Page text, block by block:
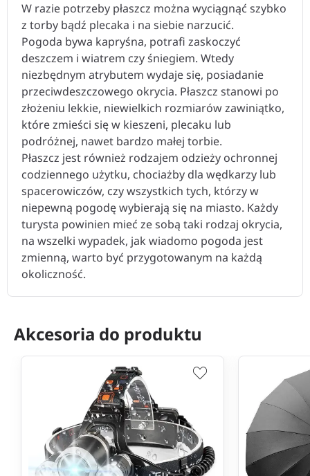
W razie potrzeby płaszcz można wyciągnąć szybko
z torby bądź plecaka i na siebie narzucić.
Pogoda bywa kapryśna, potrafi zaskoczyć
deszczem i wiatrem czy śniegiem. Wtedy
niezbędnym atrybutem wydaje się, posiadanie
przeciwdeszczowego okrycia. Płaszcz stanowi po
złożeniu lekkie, niewielkich rozmiarów zawiniątko,
które zmieści się w kieszeni, plecaku lub
podróżnej, nawet bardzo małej torbie.
Płaszcz jest również rodzajem odzieży ochronnej
codziennego użytku, chociażby dla wędkarzy lub
spacerowiczów, czy wszystkich tych, którzy w
niepewną pogodę wybierają się na miasto. Każdy
turysta powinien mieć ze sobą taki rodzaj okrycia,
na wszelki wypadek, jak wiadomo pogoda jest
zmienną, warto być przygotowanym na każdą
okoliczność.
Akcesoria do produktu